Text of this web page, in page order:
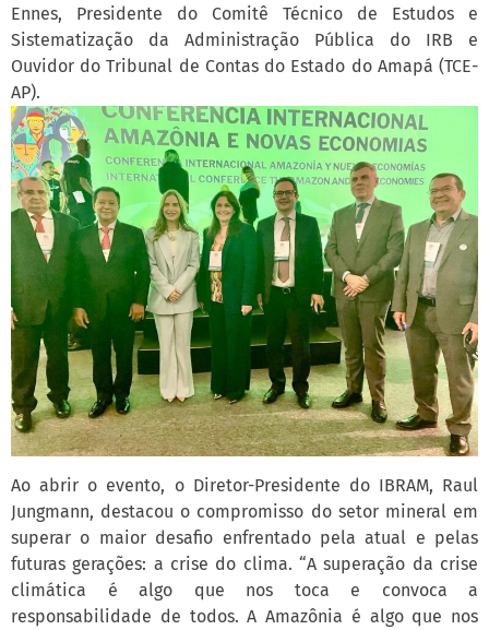
Ennes, Presidente do Comitê Técnico de Estudos e
Sistematização da Administração Pública do IRB e
Ouvidor do Tribunal de Contas do Estado do Amapá (TCE-
AP).
Ao abrir o evento, o Diretor-Presidente do IBRAM, Raul
Jungmann, destacou o compromisso do setor mineral em
superar o maior desafio enfrentado pela atual e pelas
futuras gerações: a crise do clima. “A superação da crise
climática é algo que nos toca e convoca a
responsabilidade de todos. A Amazônia é algo que nos